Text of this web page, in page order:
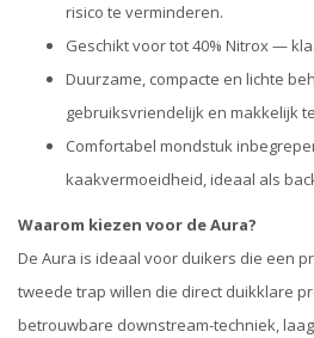
risico te verminderen.
Geschikt voor tot 40% Nitrox —
Duurzame, compacte en lichte
gebruiksvriendelijk en makkelijk
Comfortabel mondstuk
kaakvermoeidheid, ideaal als
Waarom kiezen voor de Aura?
De Aura is ideaal voor duikers die een
tweede trap willen die direct duikklare
betrouwbare downstream-techniek,